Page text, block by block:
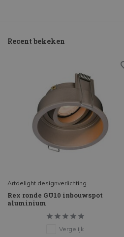
Recent bekeken
Artdelight designverlichting
Rex ronde GU10 inbouwspot
aluminium
Vergelijk